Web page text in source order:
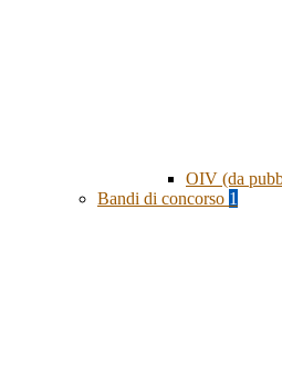
OIV (da
Bandi di concorso 1